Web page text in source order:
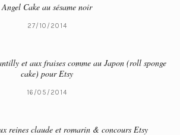
Angel Cake au sésame noir
27/10/2014
et aux fraises comme au Japon (roll sponge
cake) pour Etsy
16/05/2014
reines claude et romarin & concours Etsy